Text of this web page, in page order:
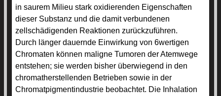
in saurem Milieu stark oxidierenden Eigenschaften
dieser Substanz und die damit verbundenen
zellschädigenden Reaktionen zurückzuführen.
Durch länger dauernde Einwirkung von 6wertigen
Chromaten können maligne Tumoren der Atemwege
entstehen; sie werden bisher überwiegend in den
chromatherstellenden Betrieben sowie in der
Chromatpigmentindustrie beobachtet. Die Inhalation